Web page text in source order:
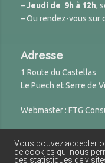
–Jeudi de 9h à 12h,
– Ou rendez-vous sur
Adresse
1 Route du Castellas
Le Puech et Serre de
Webmaster : FTG
© 2026 Site de la
Vous pouvez accepter
de cookies qui nous
des statistiques de